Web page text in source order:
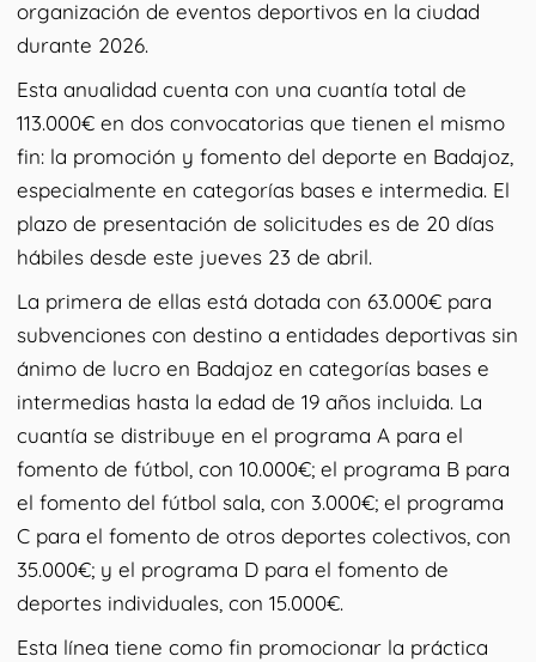
organización de eventos deportivos en la ciudad
durante 2026.
Esta anualidad cuenta con una cuantía total de
113.000€ en dos convocatorias que tienen el mismo
fin: la promoción y fomento del deporte en Badajoz,
especialmente en categorías bases e intermedia. El
plazo de presentación de solicitudes es de 20 días
hábiles desde este jueves 23 de abril.
La primera de ellas está dotada con 63.000€ para
subvenciones con destino a entidades deportivas sin
ánimo de lucro en Badajoz en categorías bases e
intermedias hasta la edad de 19 años incluida. La
cuantía se distribuye en el programa A para el
fomento de fútbol, con 10.000€; el programa B para
el fomento del fútbol sala, con 3.000€; el programa
C para el fomento de otros deportes colectivos, con
35.000€; y el programa D para el fomento de
deportes individuales, con 15.000€.
Esta línea tiene como fin promocionar la práctica